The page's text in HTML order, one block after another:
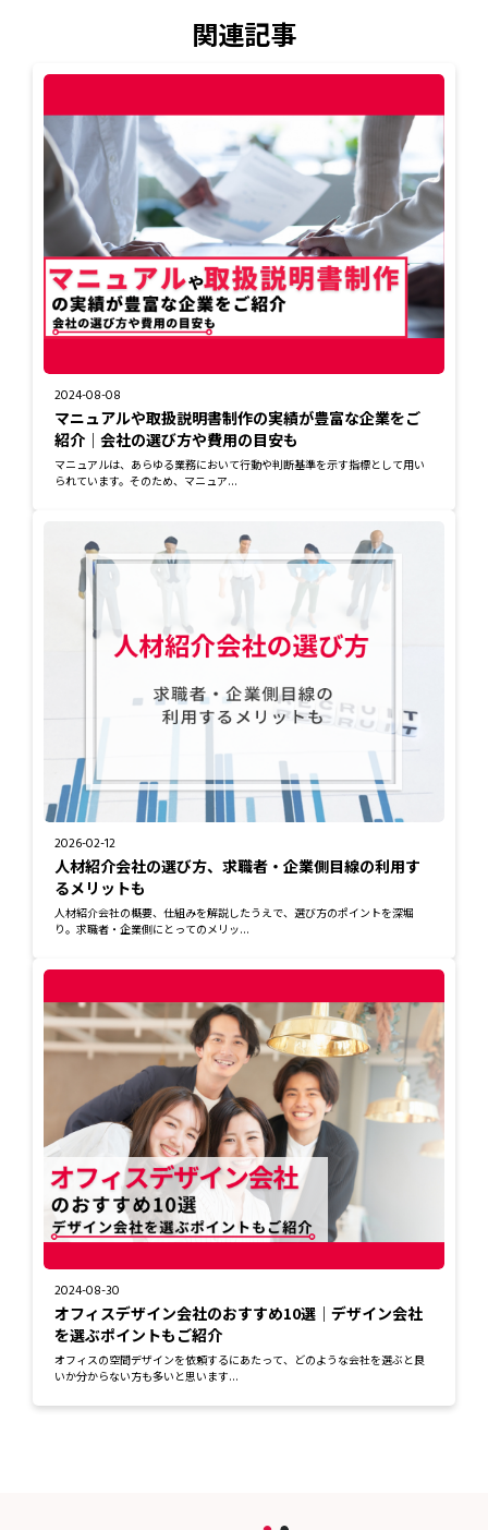
関連記事
2024-08-08
マニュアルや取扱説明書制作の実績が豊富な企業をご
紹介｜会社の選び方や費用の目安も
マニュアルは、あらゆる業務において行動や判断基準を示す指標として用い
られています。そのため、マニュア...
2026-02-12
人材紹介会社の選び方、求職者・企業側目線の利用す
るメリットも
人材紹介会社の概要、仕組みを解説したうえで、選び方のポイントを深堀
り。求職者・企業側にとってのメリッ...
2024-08-30
オフィスデザイン会社のおすすめ10選｜デザイン会社
を選ぶポイントもご紹介
オフィスの空間デザインを依頼するにあたって、どのような会社を選ぶと良
いか分からない方も多いと思います...